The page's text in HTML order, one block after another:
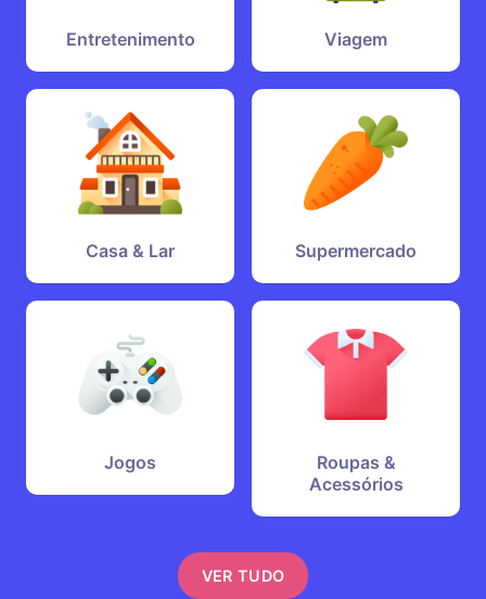
Entretenimento Viagem
Casa & Lar Supermercado
Jogos
Roupas &
Acessórios
VER TUDO